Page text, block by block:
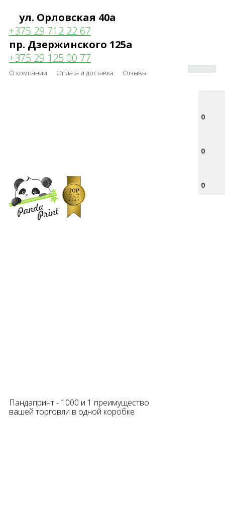
ул. Орловская 40а
+375 29 712 22 67
пр. Дзержинского 125а
+375 29 125 00 77
О компании Оплата и доставка Отзывы
0
0
0
Пандапринт - 1000 и 1 преимущество
вашей торговли в одной коробке